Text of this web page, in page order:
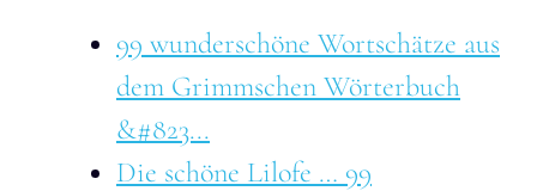
99 wunderschöne Wortschätze aus
dem Grimmschen Wörterbuch
&#823...
Die schöne Lilofe … 99